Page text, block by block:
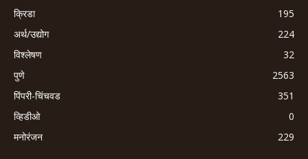
क्रिडा
195
अर्थ/उद्योग
224
विश्लेषण
32
पुणे
2563
पिंपरी-चिंचवड
351
व्हिडीओ
0
मनोरंजन
229